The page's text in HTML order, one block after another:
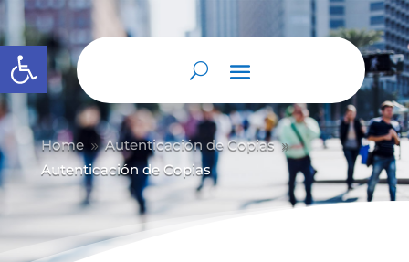
Abrir barra de herramientas
Home 9 Autenticación de Copias 9
Autenticación de Copias